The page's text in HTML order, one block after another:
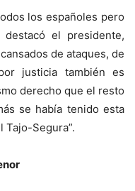
los españoles pero
el presidente,
de ataques, de
justicia también es
derecho que el resto
se había tenido esta
Tajo-Segura”.